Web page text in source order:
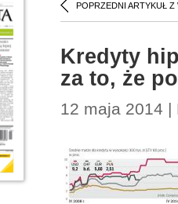
POPRZEDNI ARTYKUŁ Z
Kredyty
za to, że
12 maja 2014 |